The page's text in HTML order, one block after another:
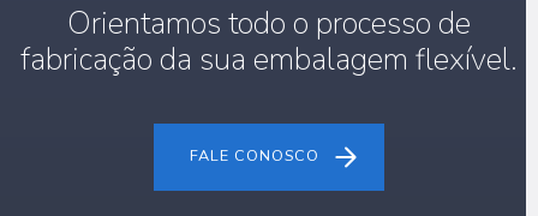
Orientamos todo o processo de
fabricação da sua embalagem flexível.
FALE CONOSCO